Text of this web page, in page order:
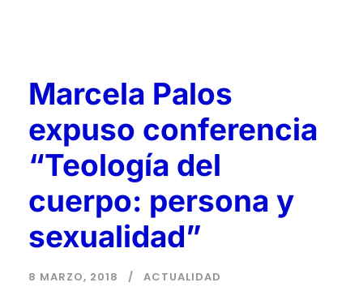
Marcela Palos
expuso conferencia
“Teología del
cuerpo: persona y
sexualidad”
8 MARZO, 2018 ACTUALIDAD